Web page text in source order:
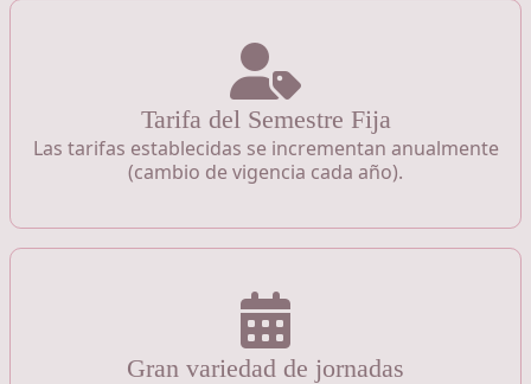
Tarifa del Semestre Fija
Las tarifas establecidas se incrementan anualmente
(cambio de vigencia cada año).
Gran variedad de jornadas